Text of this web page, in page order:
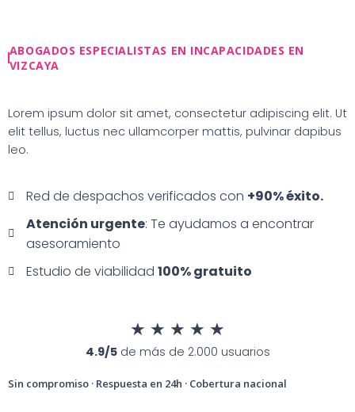
contenido
ABOGADOS ESPECIALISTAS EN INCAPACIDADES EN
VIZCAYA
Lorem ipsum dolor sit amet, consectetur adipiscing elit. Ut
elit tellus, luctus nec ullamcorper mattis, pulvinar dapibus
leo.
Red de despachos verificados con +90% éxito.
Atención urgente: Te ayudamos a encontrar
asesoramiento
Estudio de viabilidad 100% gratuito
★ ★ ★ ★ ★
4.9/5de más de 2.000 usuarios
Sin compromiso · Respuesta en 24h · Cobertura nacional